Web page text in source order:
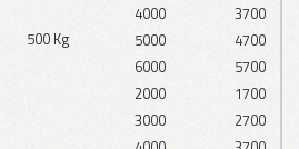
500 Kg
4000
3700
5000
4700
6000
5700
2000
1700
3000
2700